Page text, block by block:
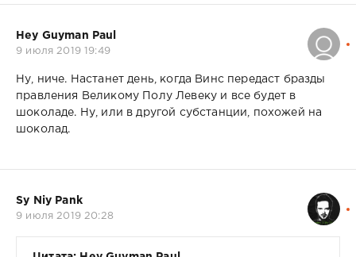
Hey Guyman Paul
9 июля 2019 19:49
Ну, ниче. Настанет день, когда Винс передаст бразды
правления Великому Полу Левеку и все будет в
шоколаде. Ну, или в другой субстанции, похожей на
шоколад.
Sy Niy Pank
9 июля 2019 20:28